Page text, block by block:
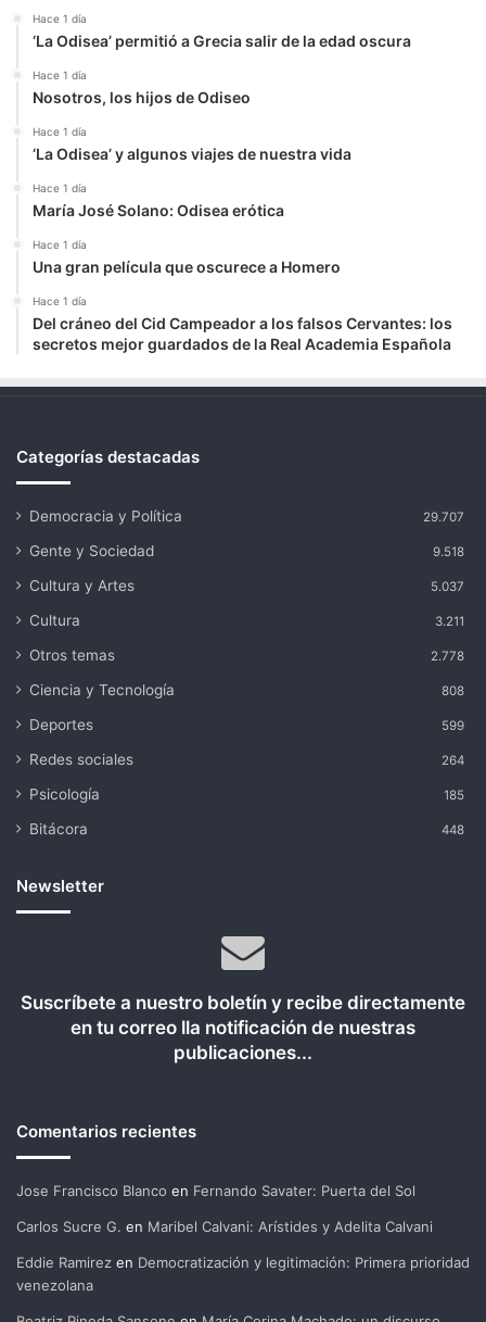
Hace 1 día
‘La Odisea’ permitió a Grecia salir de la edad oscura
Hace 1 día
Nosotros, los hijos de Odiseo
Hace 1 día
‘La Odisea’ y algunos viajes de nuestra vida
Hace 1 día
María José Solano: Odisea erótica
Hace 1 día
Una gran película que oscurece a Homero
Hace 1 día
Del cráneo del Cid Campeador a los falsos Cervantes: los
secretos mejor guardados de la Real Academia Española
Categorías destacadas
Democracia y Política 29.707
Gente y Sociedad 9.518
Cultura y Artes 5.037
Cultura 3.211
Otros temas 2.778
Ciencia y Tecnología 808
Deportes 599
Redes sociales 264
Psicología 185
Bitácora 448
Newsletter
Suscríbete a nuestro boletín y recibe directamente
en tu correo lla notificación de nuestras
publicaciones...
Comentarios recientes
Jose Francisco Blanco en Fernando Savater: Puerta del Sol
Carlos Sucre G. en Maribel Calvani: Arístides y Adelita Calvani
Eddie Ramirez en Democratización y legitimación: Primera prioridad
venezolana